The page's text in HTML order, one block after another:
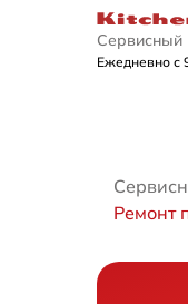
Сервисный
Ежедневно с
Ремонт